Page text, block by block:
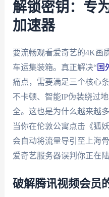
解锁密钥：专
加速器
要流畅观看爱奇艺的4K画
车运集装箱。真正解决“国
痛点，需要满足三个核心
不卡顿、智能IP伪装绕过
全。这也是为什么越来越
当你在伦敦公寓点击《狐
会自动将流量导引至上海
爱奇艺服务器误判你正在
破解腾讯视频会员